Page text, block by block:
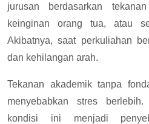
jurusan berdasarkan
keinginan orang tua, atau
Akibatnya, saat perkuliahan
dan kehilangan arah.
Tekanan akademik tanpa
menyebabkan stres
kondisi ini menjadi